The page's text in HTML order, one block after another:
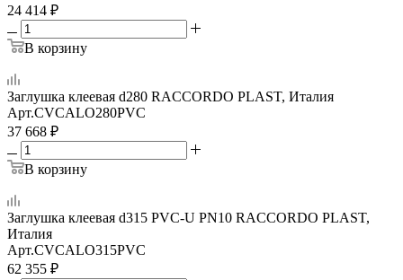
24 414 ₽
В корзину
Заглушка клеевая d280 RACCORDO PLAST, Италия
Арт.CVCALO280PVC
37 668 ₽
В корзину
Заглушка клеевая d315 PVC-U PN10 RACCORDO PLAST,
Италия
Арт.CVCALO315PVC
62 355 ₽